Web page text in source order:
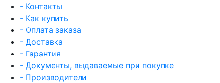
- Контакты
- Как купить
- Оплата заказа
- Доставка
- Гарантия
- Документы, выдаваемые при покупке
- Производители